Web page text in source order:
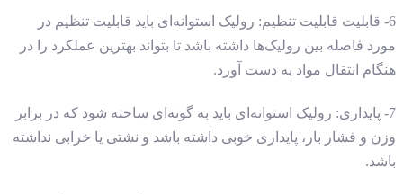
6- قابلیت قابلیت تنظیم: رولیک استوانه‌ای باید قابلیت تنظیم در
مورد فاصله بین رولیک‌ها داشته باشد تا بتواند بهترین عملکرد را در
هنگام انتقال مواد به دست آورد.
7- پایداری: رولیک استوانه‌ای باید به گونه‌ای ساخته شود که در برابر
وزن و فشار بار، پایداری خوبی داشته باشد و نشتی یا خرابی نداشته
باشد.